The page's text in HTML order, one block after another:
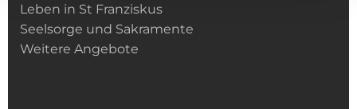
Leben in St Franziskus
Seelsorge und Sakramente
Weitere Angebote